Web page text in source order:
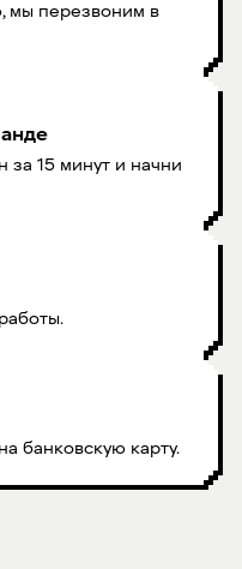
мы перезвоним в
за 15 минут и начни
банковскую карту.